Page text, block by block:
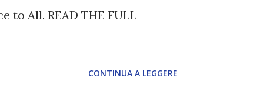
All. READ THE FULL
CONTINUA A LEGGERE